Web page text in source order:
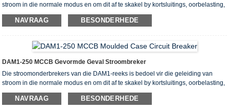
stroom in die normale modus en om dit af te skakel by kortsluitings, oorbelasting,
ontoelaatbare buk, sowel as bedryfsaktivering en uitstorting van elektriese
stroomonderdele. Hulle is ontwerp vir gebruik in elektriese eenhede met die
Dit stem ooreen met die vereistes van EN 60947-1, EN 60947-2
NAVRAAG BESONDERHEDE
DAM1-250 MCCB Gevormde Geval Stroombreker
Die stroomonderbrekers van die DAM1-reeks is bedoel vir die geleiding van
stroom in die normale modus en om dit af te skakel by kortsluitings, oorbelasting,
ontoelaatbare buk, sowel as bedryfsaktivering en uitstorting van elektriese
stroomonderdele. Hulle is ontwerp vir gebruik in elektriese eenhede met die
NAVRAAG BESONDERHEDE